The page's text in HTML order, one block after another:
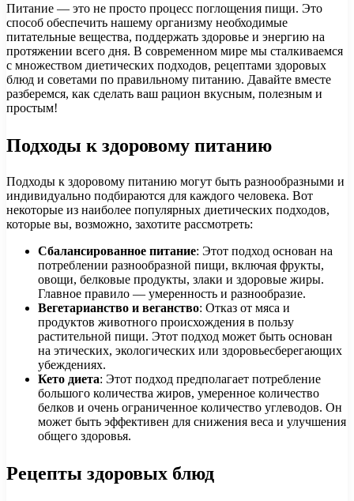
Питание — это не просто процесс поглощения пищи. Это
способ обеспечить нашему организму необходимые
питательные вещества, поддержать здоровье и энергию на
протяжении всего дня. В современном мире мы сталкиваемся
с множеством диетических подходов, рецептами здоровых
блюд и советами по правильному питанию. Давайте вместе
разберемся, как сделать ваш рацион вкусным, полезным и
простым!
Подходы к здоровому питанию
Подходы к здоровому питанию могут быть разнообразными и
индивидуально подбираются для каждого человека. Вот
некоторые из наиболее популярных диетических подходов,
которые вы, возможно, захотите рассмотреть:
Сбалансированное питание: Этот подход основан на
потреблении разнообразной пищи, включая фрукты,
овощи, белковые продукты, злаки и здоровые жиры.
Главное правило — умеренность и разнообразие.
Вегетарианство и веганство: Отказ от мяса и
продуктов животного происхождения в пользу
растительной пищи. Этот подход может быть основан
на этических, экологических или здоровьесберегающих
убеждениях.
Кето диета: Этот подход предполагает потребление
большого количества жиров, умеренное количество
белков и очень ограниченное количество углеводов. Он
может быть эффективен для снижения веса и улучшения
общего здоровья.
Рецепты здоровых блюд